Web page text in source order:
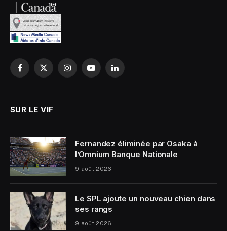
Facebook
X
InstagramYouTubeLinkedIn
SUR LE VIF
Fernandez éliminée par Osaka à
l’Omnium Banque Nationale
9 août 2026
Le SPL ajoute un nouveau chien dans
ses rangs
9 août 2026